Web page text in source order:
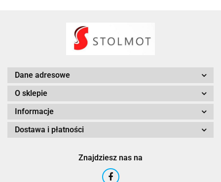
Dane adresowe
O sklepie
Informacje
Dostawa i płatności
Znajdziesz nas na